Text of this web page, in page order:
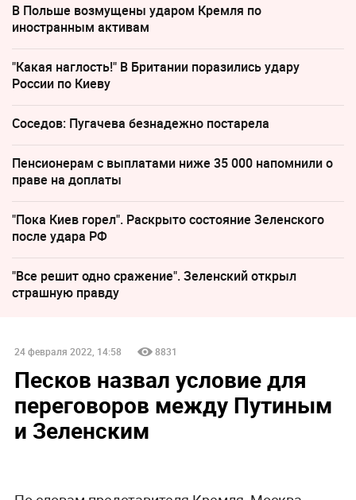
В Польше возмущены ударом Кремля по
иностранным активам
"Какая наглость!" В Британии поразились удару
России по Киеву
Соседов: Пугачева безнадежно постарела
Пенсионерам с выплатами ниже 35 000 напомнили о
праве на доплаты
"Пока Киев горел". Раскрыто состояние Зеленского
после удара РФ
"Все решит одно сражение". Зеленский открыл
страшную правду
24 февраля 2022, 14:58 8831
Песков назвал условие для
переговоров между Путиным
и Зеленским